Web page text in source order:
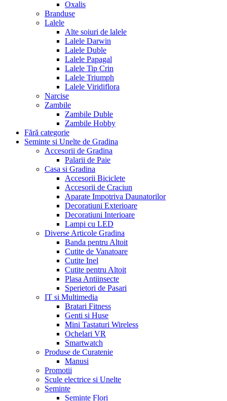
Oxalis
Branduse
Lalele
Alte soiuri de lalele
Lalele Darwin
Lalele Duble
Lalele Papagal
Lalele Tip Crin
Lalele Triumph
Lalele Viridiflora
Narcise
Zambile
Zambile Duble
Zambile Hobby
Fără categorie
Seminte si Unelte de Gradina
Accesorii de Gradina
Palarii de Paie
Casa si Gradina
Accesorii Biciclete
Accesorii de Craciun
Aparate Impotriva Daunatorilor
Decoratiuni Exterioare
Decoratiuni Interioare
Lampi cu LED
Diverse Articole Gradina
Banda pentru Altoit
Cutite de Vanatoare
Cutite Inel
Cutite pentru Altoit
Plasa Antiinsecte
Sperietori de Pasari
IT si Multimedia
Bratari Fitness
Genti si Huse
Mini Tastaturi Wireless
Ochelari VR
Smartwatch
Produse de Curatenie
Manusi
Promotii
Scule electrice si Unelte
Seminte
Seminte Flori